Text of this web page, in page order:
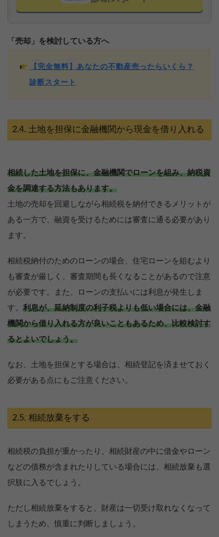
「売却」を検討している方へ
【完全無料】あなたの不動産売ったらいくら？
診断スタート
土地を担保に金融機関から現金を借り入れる
相続した土地を担保に、金融機関でローンを組み、納税資
金を調達する方法もあります。
土地の売却を回避しながら相続税を納付できるメリットが
ある一方で、融資を受けるためには審査に通る必要があり
ます。
相続税納付のためのローンの場合、住宅ローンを組むより
も審査が厳しく、審査期間も長くなることがあるので注意
が必要です。また、ローンの支払いには利息が発生しま
す。 利息が、延納制度の利子税よりも低い場合には、金融
機関から借り入れる方が良いこともあるため、比較検討す
るとよいでしょう。
なお、土地を担保とする場合は、相続登記を済ませておく
必要がある点にもご注意ください。
相続放棄をする
相続税の負担が重かったり、相続財産の中に借金やローン
などの債務が含まれたりしている場合には、相続放棄も選
択肢に入るでしょう。
ただし相続放棄をすると、財産は一切受け取れなくなって
しまうため、慎重に判断しましょう。